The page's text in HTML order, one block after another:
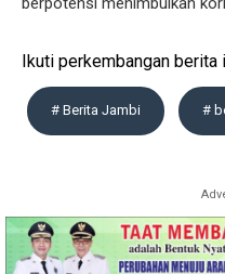
Ikuti perkembangan berita
# Berita Jambi #